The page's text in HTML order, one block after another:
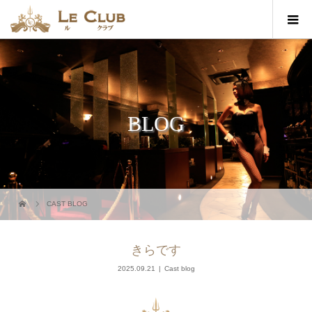
BLOG
CAST BLOG
きらです
2025.09.21 Cast blog